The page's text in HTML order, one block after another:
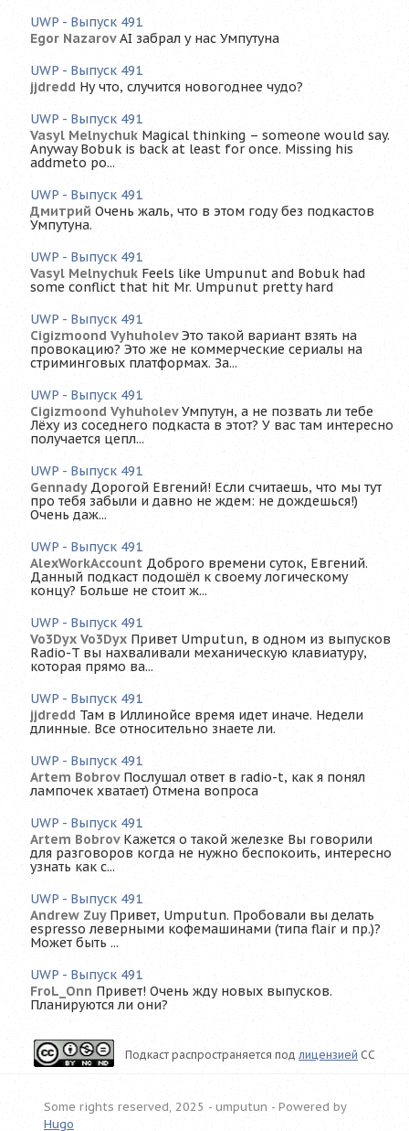
UWP - Выпуск 491
Egor Nazarov AI забрал у нас Умпутуна
UWP - Выпуск 491
jjdredd Ну что, случится новогоднее чудо?
UWP - Выпуск 491
Vasyl Melnychuk Magical thinking – someone would say.
Anyway Bobuk is back at least for once. Missing his
addmeto po...
UWP - Выпуск 491
Дмитрий Очень жаль, что в этом году без подкастов
Умпутуна.
UWP - Выпуск 491
Vasyl Melnychuk Feels like Umpunut and Bobuk had
some conflict that hit Mr. Umpunut pretty hard
UWP - Выпуск 491
Cigizmoond Vyhuholev Это такой вариант взять на
провокацию? Это же не коммерческие сериалы на
стриминговых платформах. За...
UWP - Выпуск 491
Cigizmoond Vyhuholev Умпутун, а не позвать ли тебе
Лёху из соседнего подкаста в этот? У вас там интересно
получается цепл...
UWP - Выпуск 491
Gennady Дорогой Евгений! Если считаешь, что мы тут
про тебя забыли и давно не ждем: не дождешься!)
Очень даж...
UWP - Выпуск 491
AlexWorkAccount Доброго времени суток, Евгений.
Данный подкаст подошёл к своему логическому
концу? Больше не стоит ж...
UWP - Выпуск 491
Vo3Dyx Vo3Dyx Привет Umputun, в одном из выпусков
Radio-T вы нахваливали механическую клавиатуру,
которая прямо ва...
UWP - Выпуск 491
jjdredd Там в Иллинойсе время идет иначе. Недели
длинные. Все относительно знаете ли.
UWP - Выпуск 491
Artem Bobrov Послушал ответ в radio-t, как я понял
лампочек хватает) Отмена вопроса
UWP - Выпуск 491
Artem Bobrov Кажется о такой железке Вы говорили
для разговоров когда не нужно беспокоить, интересно
узнать как с...
UWP - Выпуск 491
Andrew Zuy Привет, Umputun. Пробовали вы делать
espresso леверными кофемашинами (типа flair и пр.)?
Может быть ...
UWP - Выпуск 491
FroL_Onn Привет! Очень жду новых выпусков.
Планируются ли они?
Подкаст распространяется под лицензией CC
Some rights reserved, 2025 - umputun - Powered by
Hugo